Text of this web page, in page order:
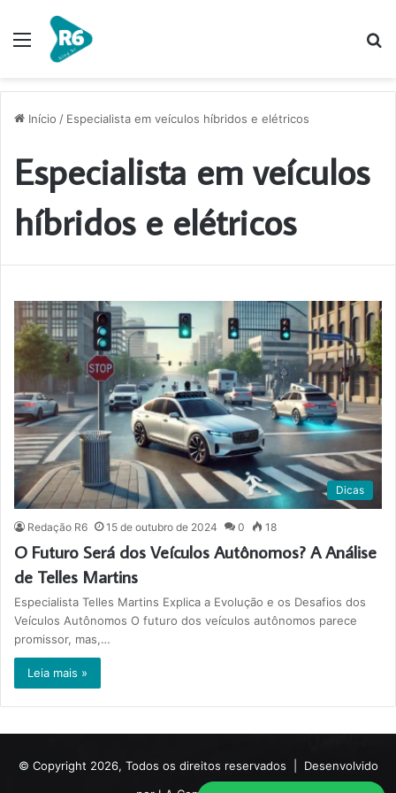
Menu
Início / Especialista em veículos híbridos e elétricos
Especialista em veículos
híbridos e elétricos
Dicas
Redação R6 15 de outubro de 2024 0 18
O Futuro Será dos Veículos Autônomos? A Análise
de Telles Martins
Especialista Telles Martins Explica a Evolução e os Desafios dos
Veículos Autônomos O futuro dos veículos autônomos parece
promissor, mas,…
Leia mais »
© Copyright 2026, Todos os direitos reservados | Desenvolvido